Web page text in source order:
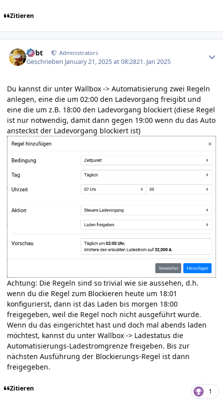
Zitieren
rtrbt Administrators
Geschrieben January 21, 2025 at 08:2821. Jan 2025
Du kannst dir unter Wallbox -> Automatisierung zwei Regeln
anlegen, eine die um 02:00 den Ladevorgang freigibt und
eine die um z.B. 18:00 den Ladevorgang blockiert (diese Regel
ist nur notwendig, damit dann gegen 19:00 wenn du das Auto
ansteckst der Ladevorgang blockiert ist)
Achtung: Die Regeln sind so trivial wie sie aussehen, d.h.
wenn du die Regel zum Blockieren heute um 18:01
konfigurierst, dann ist das Laden bis morgen 18:00
freigegeben, weil die Regel noch nicht ausgeführt wurde.
Wenn du das eingerichtet hast und doch mal abends laden
möchtest, kannst du unter Wallbox -> Ladestatus die
Automatisierungs-Ladestromgrenze freigeben. Bis zur
nächsten Ausführung der Blockierungs-Regel ist dann
freigegeben.
Zitieren 1